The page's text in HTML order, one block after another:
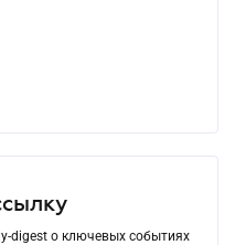
digest о ключевых событиях